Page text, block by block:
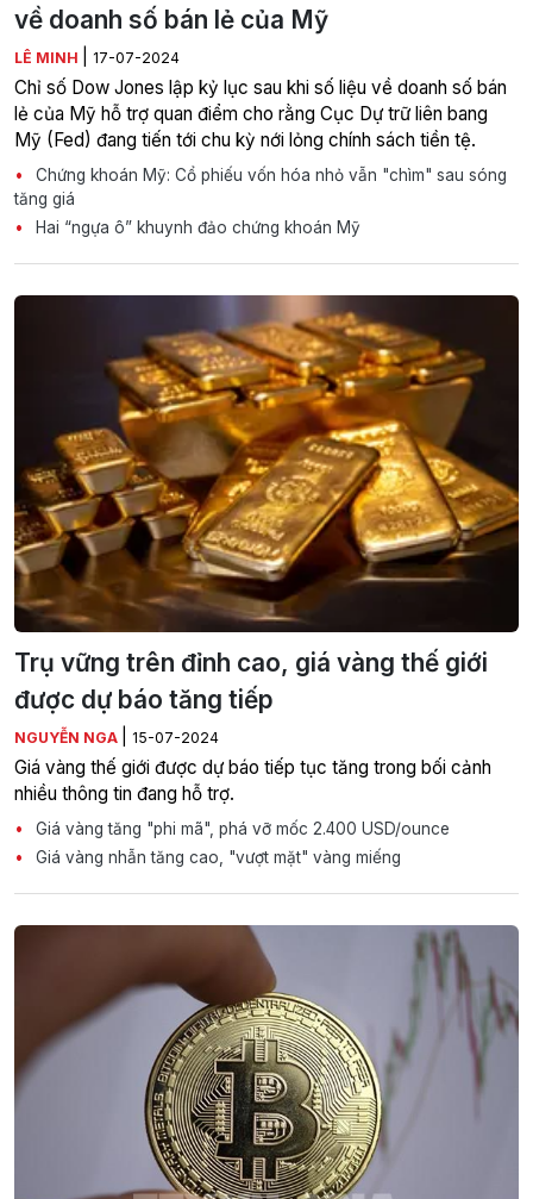
về doanh số bán lẻ của Mỹ
LÊ MINH 17-07-2024
Chỉ số Dow Jones lập kỷ lục sau khi số liệu về doanh số bán
lẻ của Mỹ hỗ trợ quan điểm cho rằng Cục Dự trữ liên bang
Mỹ (Fed) đang tiến tới chu kỳ nới lỏng chính sách tiền tệ.
Chứng khoán Mỹ: Cổ phiếu vốn hóa nhỏ vẫn "chìm" sau sóng
tăng giá
Hai “ngựa ô” khuynh đảo chứng khoán Mỹ
Trụ vững trên đỉnh cao, giá vàng thế giới
được dự báo tăng tiếp
NGUYỄN NGA 15-07-2024
Giá vàng thế giới được dự báo tiếp tục tăng trong bối cảnh
nhiều thông tin đang hỗ trợ.
Giá vàng tăng "phi mã", phá vỡ mốc 2.400 USD/ounce
Giá vàng nhẫn tăng cao, "vượt mặt" vàng miếng